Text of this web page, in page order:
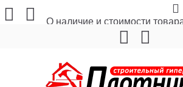
О наличие и стоимости